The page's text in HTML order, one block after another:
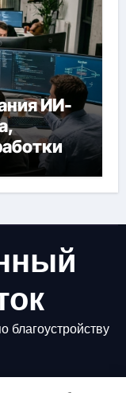
ИИ-
благоустройству